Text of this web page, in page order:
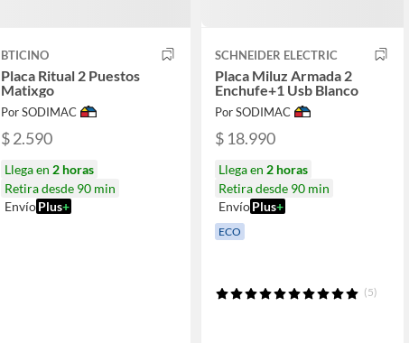
BTICINO
Placa Ritual 2 Puestos
Matixgo
Por SODIMAC
$ 2.590
Llega en 2 horas
Retira desde 90 min
EnvíoPlus+
SCHNEIDER ELECTRIC
Placa Miluz Armada 2
Enchufe+1 Usb Blanco
Por SODIMAC
$ 18.990
Llega en 2 horas
Retira desde 90 min
Envío Plus+
ECO
(5)